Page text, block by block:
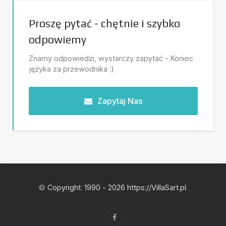
Proszę pytać - chętnie i szybko
odpowiemy
Znamy odpowiedzi, wystarczy zapytać - Koniec
języka za przewodnika :)
Zapytaj Nas
© Copyright: 1990 - 2026 https://VillaSart.pl.